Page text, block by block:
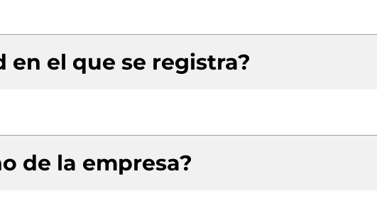
en el que se registra?
de la empresa?